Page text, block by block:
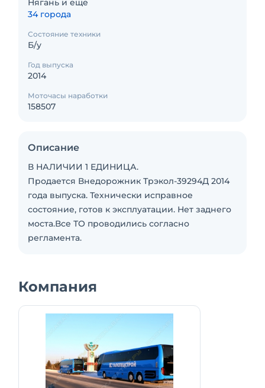
Нягань и еще
34 города
Состояние техники
Б/у
Год выпуска
2014
Моточасы наработки
158507
Описание
В НАЛИЧИИ 1 ЕДИНИЦА.
Продается Внедорожник Трэкол-39294Д 2014
года выпуска. Технически исправное
состояние, готов к эксплуатации. Нет заднего
моста.Все ТО проводились согласно
регламента.
Компания